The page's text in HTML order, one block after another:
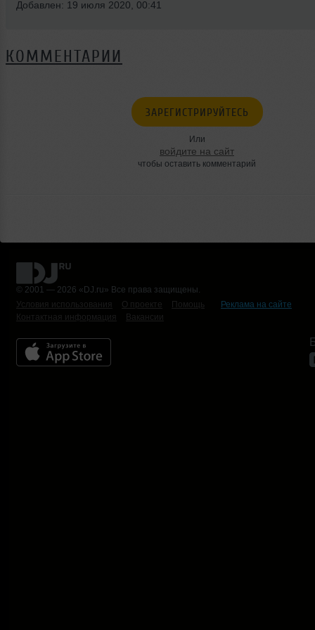
Добавлен: 19 июля 2020, 00:41
КОММЕНТАРИИ
ЗАРЕГИСТРИРУЙТЕСЬ
Или
войдите на сайт
чтобы оставить комментарий
© 2001 — 2026 «DJ.ru» Все права защищены.
Условия использования
О проекте Помощь
Реклама на сайте
Контактная информация
Вакансии